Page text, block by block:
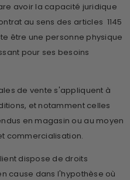
avoir la capacité juridique
au sens des articles 1145
être une personne physique
pour ses besoins
de vente s'appliquent à
et notamment celles
en magasin ou au moyen
commercialisation.
dispose de droits
cause dans l'hypothèse où